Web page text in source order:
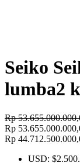
Seiko
lumba2
Rp
Rp
Rp
USD: